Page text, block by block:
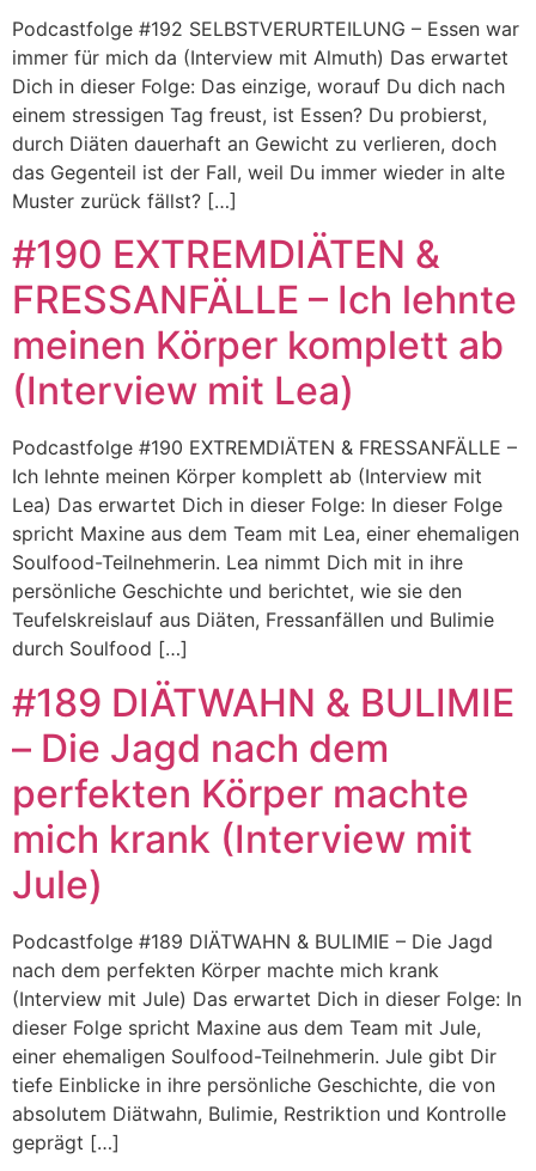
Podcastfolge #192 SELBSTVERURTEILUNG – Essen war
immer für mich da (Interview mit Almuth) Das erwartet
Dich in dieser Folge: Das einzige, worauf Du dich nach
einem stressigen Tag freust, ist Essen? Du probierst,
durch Diäten dauerhaft an Gewicht zu verlieren, doch
das Gegenteil ist der Fall, weil Du immer wieder in alte
Muster zurück fällst? […]
#190 EXTREMDIÄTEN &
FRESSANFÄLLE – Ich lehnte
meinen Körper komplett ab
(Interview mit Lea)
Podcastfolge #190 EXTREMDIÄTEN & FRESSANFÄLLE –
Ich lehnte meinen Körper komplett ab (Interview mit
Lea) Das erwartet Dich in dieser Folge: In dieser Folge
spricht Maxine aus dem Team mit Lea, einer ehemaligen
Soulfood-Teilnehmerin. Lea nimmt Dich mit in ihre
persönliche Geschichte und berichtet, wie sie den
Teufelskreislauf aus Diäten, Fressanfällen und Bulimie
durch Soulfood […]
#189 DIÄTWAHN & BULIMIE
– Die Jagd nach dem
perfekten Körper machte
mich krank (Interview mit
Jule)
Podcastfolge #189 DIÄTWAHN & BULIMIE – Die Jagd
nach dem perfekten Körper machte mich krank
(Interview mit Jule) Das erwartet Dich in dieser Folge: In
dieser Folge spricht Maxine aus dem Team mit Jule,
einer ehemaligen Soulfood-Teilnehmerin. Jule gibt Dir
tiefe Einblicke in ihre persönliche Geschichte, die von
absolutem Diätwahn, Bulimie, Restriktion und Kontrolle
geprägt […]